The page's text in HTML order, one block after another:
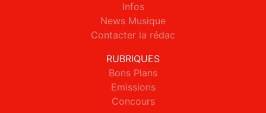
Infos
News Musique
Contacter la rédac
RUBRIQUES
Bons Plans
Emissions
Concours